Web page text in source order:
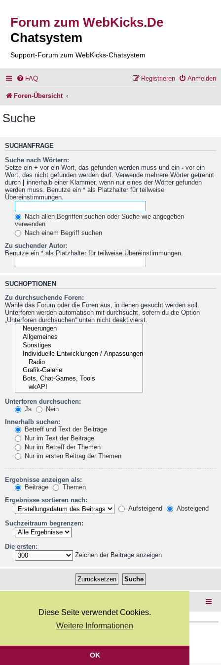
Diese Seite verwendet Cookies.
Weitere Informationen
OK
Forum zum WebKicks.De
Chatsystem
Support-Forum zum WebKicks-Chatsystem
FAQ Anmelden
Registrieren
Foren-Übersicht
Suche
SUCHANFRAGE
Suche nach Wörtern:
Setze ein + vor ein Wort, das gefunden werden muss und ein - vor ein
Wort, das nicht gefunden werden darf. Verwende mehrere Wörter getrennt
durch | innerhalb einer Klammer, wenn nur eines der Wörter gefunden
werden muss. Benutze ein * als Platzhalter für teilweise
Übereinstimmungen.
Nach allen Begriffen suchen oder Suche wie angegeben
verwenden
Nach einem Begriff suchen
Zu suchender Autor:
Benutze ein * als Platzhalter für teilweise Übereinstimmungen.
SUCHOPTIONEN
Zu durchsuchende Foren:
Wähle das Forum oder die Foren aus, in denen gesucht werden soll.
Unterforen werden automatisch mit durchsucht, sofern du die Option
„Unterforen durchsuchen“ unten nicht deaktivierst.
Unterforen durchsuchen:
Ja
Nein
Innerhalb suchen:
Betreff und Text der Beiträge
Nur im Text der Beiträge
Nur im Betreff der Themen
Nur im ersten Beitrag der Themen
Ergebnisse anzeigen als:
Beiträge
Themen
Ergebnisse sortieren nach:
Aufsteigend
Absteigend
Suchzeitraum begrenzen:
Die ersten:
Zeichen der Beiträge anzeigen
Deutsche Übersetzung durchphpBB.de